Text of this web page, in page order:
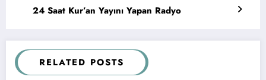
24 Saat Kur’an Yayını Yapan Radyo
RELATED POSTS